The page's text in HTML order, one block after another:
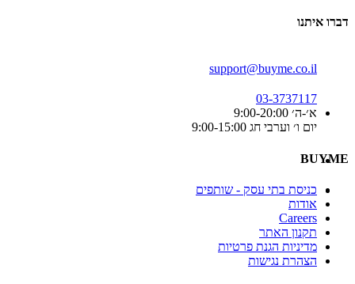
דברו איתנו
support@buyme.co.il
03-3737117
א׳-ה׳ 9:00-20:00
יום ו׳ וערבי חג 9:00-15:00
BUYME
כניסת בתי עסק - שותפים
אודות
Careers
תקנון האתר
מדיניות הגנת פרטיות
הצהרת נגישות